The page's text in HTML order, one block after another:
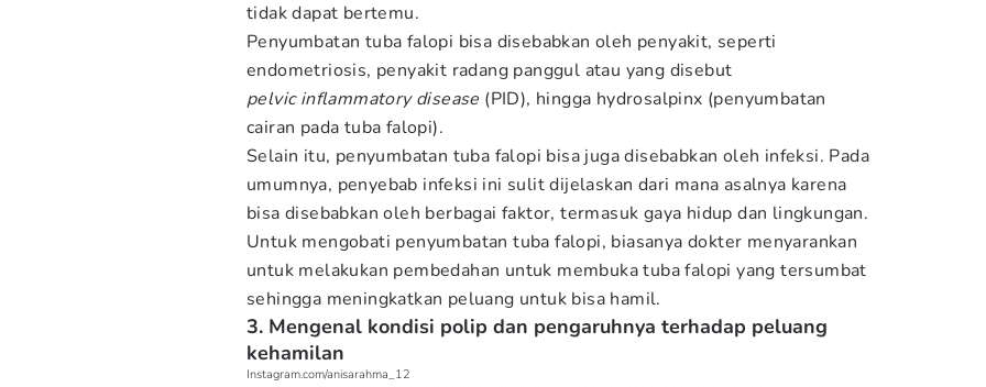
tidak dapat bertemu.
Penyumbatan tuba falopi bisa disebabkan oleh penyakit, seperti
endometriosis, penyakit radang panggul atau yang disebut
pelvic inflammatory disease (PID), hingga hydrosalpinx (penyumbatan
cairan pada tuba falopi).
Selain itu, penyumbatan tuba falopi bisa juga disebabkan oleh infeksi. Pada
umumnya, penyebab infeksi ini sulit dijelaskan dari mana asalnya karena
bisa disebabkan oleh berbagai faktor, termasuk gaya hidup dan lingkungan.
Untuk mengobati penyumbatan tuba falopi, biasanya dokter menyarankan
untuk melakukan pembedahan untuk membuka tuba falopi yang tersumbat
sehingga meningkatkan peluang untuk bisa hamil.
3. Mengenal kondisi polip dan pengaruhnya terhadap peluang
kehamilan
Instagram.com/anisarahma_12